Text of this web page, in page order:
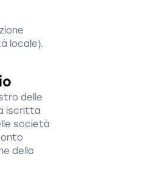
locale).
delle
iscritta
società
della